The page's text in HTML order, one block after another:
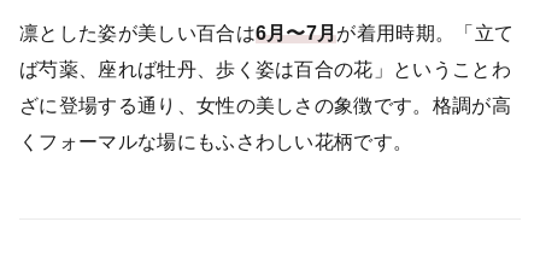
凛とした姿が美しい百合は6月〜7月が着用時期。「立て
ば芍薬、座れば牡丹、歩く姿は百合の花」ということわ
ざに登場する通り、女性の美しさの象徴です。格調が高
くフォーマルな場にもふさわしい花柄です。